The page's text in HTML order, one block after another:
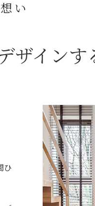
い
ザインす
ひ